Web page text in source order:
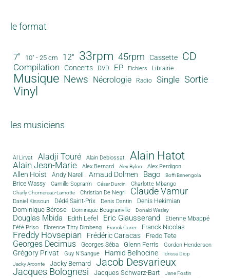
le format
7" 10" - 25 cm 12" 33rpm 45rpm Cassette CD
Compilation Concerts DVD EP Fichiers Librairie
Musique News Nécrologie Radio Single Sortie
Vinyl
les musiciens
Al Lirvat Aladji Touré Alain Debiossat Alain Hatot
Alain Jean-Marie Alex Bernard Alex Bylon Alex Perdigon
Allen Hoist Andy Narell Arnaud Dolmen Bago Boffi Banengola
Brice Wassy Camille Sopran'n César Durcin Charlotte Mbango
Charly Chomereau-Lamotte Christian De Negri Claude Vamur
Daniel Kissoun Dédé Saint-Prix Denis Dantin Denis Hekimian
Dominique Bérose Dominique Bougrainville Donald Wesley
Douglas Mbida Edith Lefel Eric Giausserand Etienne Mbappé
Féfé Priso Florence Titty Dimbeng Franck Curier Franck Nicolas
Freddy Hovsepian Frédéric Caracas Fredo Tete
Georges Decimus Georges Séba Glenn Ferris Gordon Henderson
Grégory Privat Guy N'Sangue Hamid Belhocine
Idrissa Diop
Jacky Arconte
Jacky Bernard Jacob Desvarieux
Jacques Bolognesi Jacques Schwarz-Bart Jane Fostin